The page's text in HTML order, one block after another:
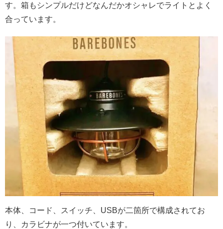
す。箱もシンプルだけどなんだかオシャレでライトとよく
合っています。
本体、コード、スイッチ、USBが二箇所で構成されてお
り、カラビナが一つ付いています。